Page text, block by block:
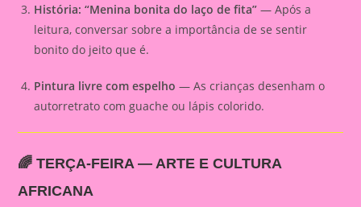
História: “Menina bonita do laço de fita” — Após a
leitura, conversar sobre a importância de se sentir
bonito do jeito que é.
Pintura livre com espelho — As crianças desenham o
autorretrato com guache ou lápis colorido.
🌈TERÇA-FEIRA — ARTE E CULTURA
AFRICANA